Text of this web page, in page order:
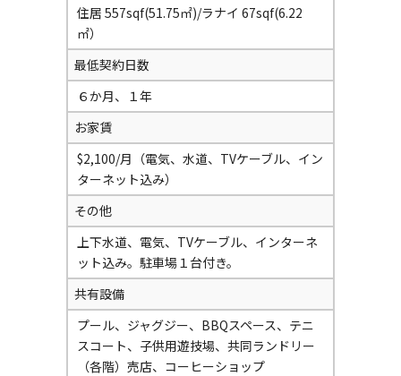
住居 557sqf(51.75㎡)/ラナイ 67sqf(6.22
㎡）
最低契約日数
６か月、１年
お家賃
$2,100/月（電気、水道、TVケーブル、イン
ターネット込み）
その他
上下水道、電気、TVケーブル、インターネ
ット込み。駐車場１台付き。
共有設備
プール、ジャグジー、BBQスペース、テニ
スコート、子供用遊技場、共同ランドリー
（各階）売店、コーヒーショップ